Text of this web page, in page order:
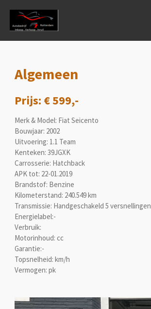
Ga
naar
de
Algemeen
Prijs: € 599,-
Merk & Model: Fiat Seicento
Bouwjaar: 2002
Uitvoering: 1.1 Team
Kenteken: 39JGXK
Carrosserie: Hatchback
APK tot: 22-01.2019
Brandstof: Benzine
Kilometerstand: 240.549 km
Transmissie: Handgeschakeld 5 versnellingen
Energielabel:-
Verbruik:
Motorinhoud: cc
Garantie:-
Topsnelheid: km/h
Vermogen: pk